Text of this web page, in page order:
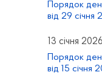
Порядок
від 29 січня
13 січня
Порядок
від 15 січня